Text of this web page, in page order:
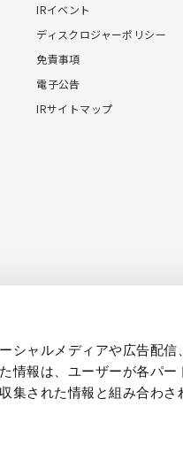
シャルメディアや広告配信
情報は、ユーザーが各パー
集された情報と組み合わさ
IRイベント
ディスクロジャーポリシー
免責事項
電子公告
IRサイトマップ
IHIの取り組みを 動画でチェック